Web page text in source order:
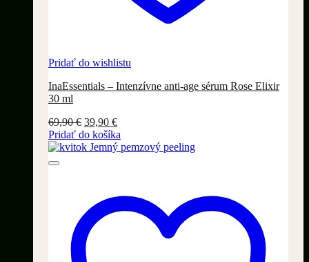
Pridať do wishlistu
InaEssentials – Intenzívne anti-age sérum Rose Elixir
30 ml
69,90€ Pôvodná
cena
bola:
39,90 €Aktuálna
cena
je:
Pridať do košíka